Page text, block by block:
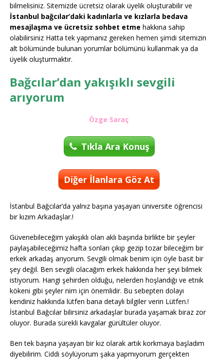
bilmelisiniz. Sitemizde ücretsiz olarak üyelik oluşturabilir ve
İstanbul bağcılar’daki kadınlarla ve kızlarla bedava
mesajlaşma ve ücretsiz sohbet etme hakkına sahip
olabilirsiniz Hatta tek yapmanız gereken hemen şimdi sitemizin
alt bölümünde bulunan yorumlar bölümünü kullanmak ya da
üyelik oluşturmaktır.
Bağcılar’dan yakışıklı sevgili
arıyorum
Özge Saraç
Tıkla Ara Konuş
Diğer İlanlara Göz At
İstanbul Bağcılar’da yalnız başına yaşayan üniversite öğrencisi
bir kızım Arkadaşlar.!
Güvenebileceğim yakışıklı olan aklı başında birlikte bir şeyler
paylaşabileceğimiz hafta sonları çıkıp gezip tozar bileceğim bir
erkek arkadaş arıyorum. Sevgili olmak benim için öyle basit bir
şey değil. Ben sevgili olacağım erkek hakkında her şeyi bilmek
istiyorum. Hangi şehirden olduğu, nelerden hoşlandığı ve etnik
kökeni gibi şeyler nim için önemlidir. Bu sebepten dolayı
kendiniz hakkında lütfen bana detaylı bilgiler verin Lütfen.!
İstanbul Bağcılar bilirsiniz arkadaşlar burada yaşamak biraz zor
oluyor. Burada sürekli kavgalar gürültüler oluyor.
Ben tek başına yaşayan bir kız olarak artık korkmaya başladım
diyebilirim. Ciddi söylüyorum şaka yapmıyorum gerçekten